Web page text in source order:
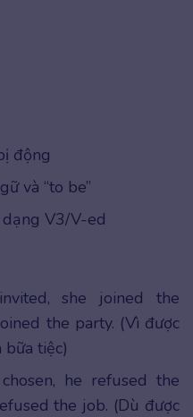
động
và “to be”
V3/V-ed
she joined the
the party. (Vì được
bữa tiệc)
he refused the
the job. (Dù được